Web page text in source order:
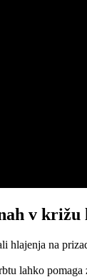
v križu
hlajenja na
lahko